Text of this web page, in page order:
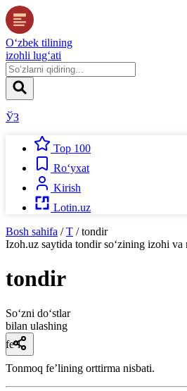
O‘zbek tilining
izohli lug‘ati
ЎЗ
Top 100
Ro‘yxat
Kirish
Lotin.uz
Bosh sahifa / T / tondir
Izoh.uz saytida tondirso‘zining izohi va
tondir
So‘zni do‘stlar
bilan ulashing
fe’l
Tonmoq feʼlining orttirma nisbati.